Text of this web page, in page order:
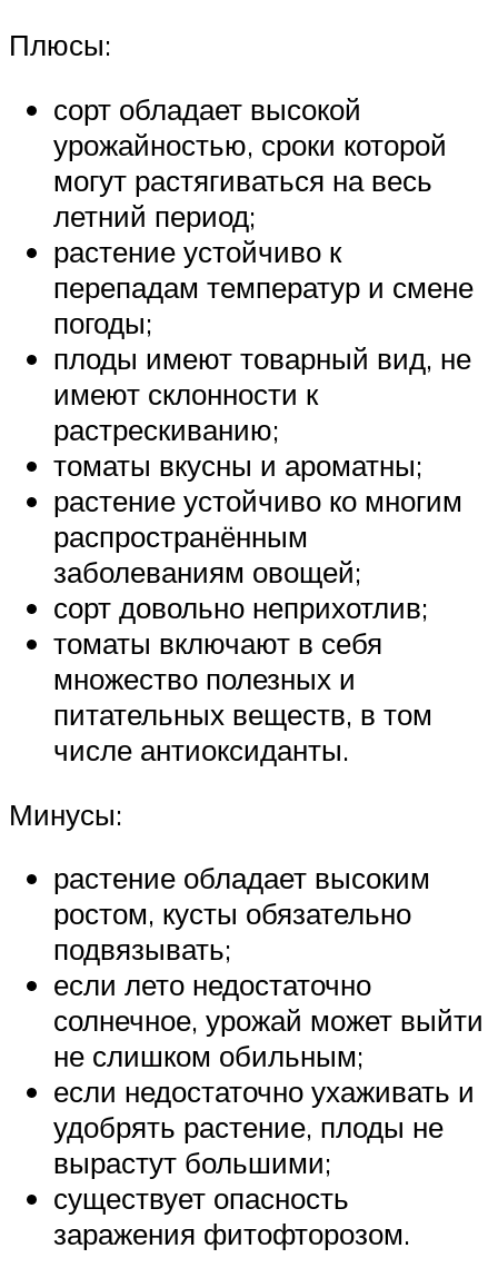
Плюсы:
сорт обладает высокой
урожайностью, сроки которой
могут растягиваться на весь
летний период;
растение устойчиво к
перепадам температур и смене
погоды;
плоды имеют товарный вид, не
имеют склонности к
растрескиванию;
томаты вкусны и ароматны;
растение устойчиво ко многим
распространённым
заболеваниям овощей;
сорт довольно неприхотлив;
томаты включают в себя
множество полезных и
питательных веществ, в том
числе антиоксиданты.
Минусы:
растение обладает высоким
ростом, кусты обязательно
подвязывать;
если лето недостаточно
солнечное, урожай может выйти
не слишком обильным;
если недостаточно ухаживать и
удобрять растение, плоды не
вырастут большими;
существует опасность
заражения фитофторозом.